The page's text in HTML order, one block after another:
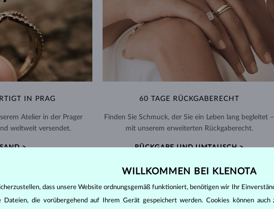
IN PRAG
Atelier in der Prager
weltweit versendet.
>
60 TAGE RÜCKGABERECHT
Finden Sie Schmuck, der Sie ein Leben lang begleitet –
mit unserem erweiterten Rückgaberecht.
RÜCKGABE UND UMTAUSCH >
WILLKOMMEN BEI KLENOTA
dass unsere Website ordnungsgemäß funktioniert, benötigen wir Ihr
Dateien, die vorübergehend auf Ihrem Gerät gespeichert werden. Cookies können auch